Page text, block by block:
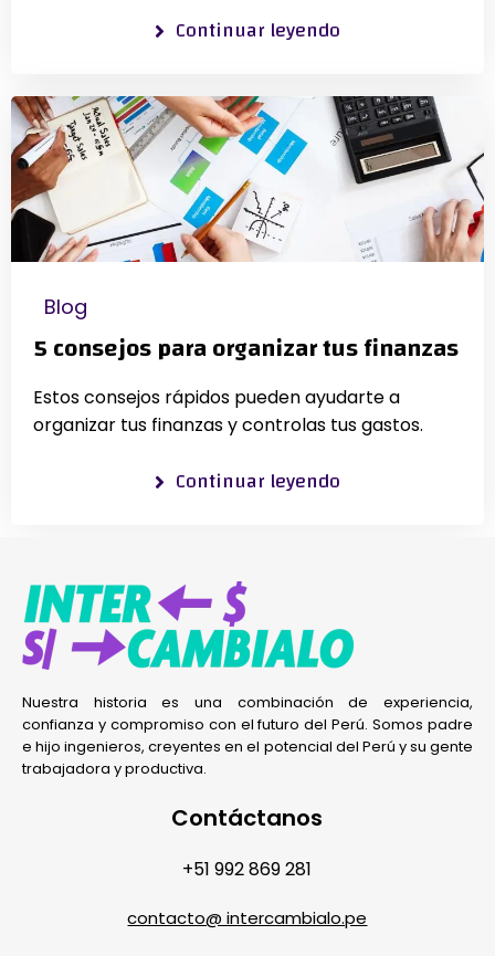
Continuar leyendo
Blog
5 consejos para organizar tus finanzas
Estos consejos rápidos pueden ayudarte a
organizar tus finanzas y controlas tus gastos.
Continuar leyendo
Nuestra historia es una combinación de experiencia,
confianza y compromiso con el futuro del Perú. Somos padre
e hijo ingenieros, creyentes en el potencial del Perú y su gente
trabajadora y productiva.
Contáctanos
+51 992 869 281
contacto@ intercambialo.pe